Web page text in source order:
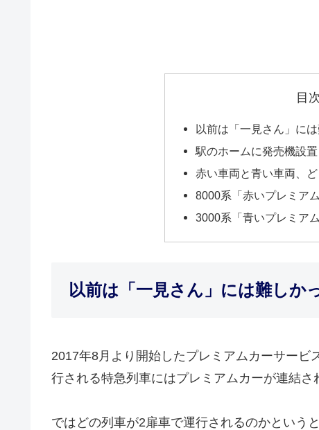
目次
以前は「一見さん」に
駅のホームに発売機設置
赤い車両と青い車両、
8000系「赤いプレミアム
3000系「青いプレミアム
以前は「一見さん」には難しか
2017年8月より開始したプレミアムカーサー
行される特急列車にはプレミアムカーが連結さ
ではどの列車が2扉車で運行されるのかという